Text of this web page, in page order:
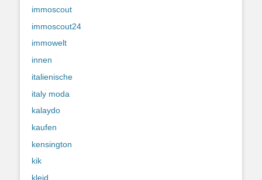
immoscout
immoscout24
immowelt
innen
italienische
italy moda
kalaydo
kaufen
kensington
kik
kleid